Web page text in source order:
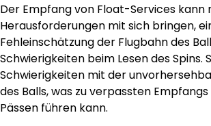
Der Empfang von Float-Services kann
Herausforderungen mit sich bringen,
Fehleinschätzung der Flugbahn des
Schwierigkeiten beim Lesen des Spins.
Schwierigkeiten mit der
des Balls, was zu verpassten
Pässen führen kann.